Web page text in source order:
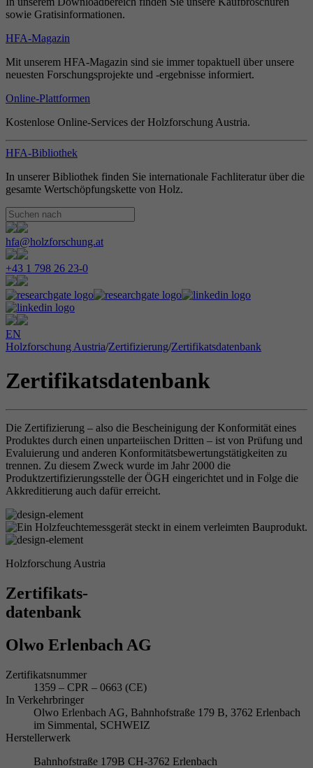
sowie Gratisinformationen.
HFA-Magazin
Mit unserem HFA-Magazin sind sie immer topaktuell über unsere
neuesten Forschungsprojekte und -ergebnisse informiert.
Online-Plattformen
Kostenlose Online-Services der Holzforschung Austria.
HFA-Bibliothek
In unserer Bibliothek finden Sie internationale Fachliteratur über die
gesamte Wertschöpfungskette von Holz.
hfa@holzforschung.at
+43 1 798 26 23-0
EN
Holzforschung Austria/Zertifizierung/Zertifikatsdatenbank
Zertifikatsdatenbank
Die Zertifizierung – also die Bescheinigung der Konformität eines
Produktes durch einen unparteiischen Dritten – ist von Prüfung und
Evaluierung und anderen Konformitätsbewertungstätigkeiten zu
trennen. Zu diesem Zweck wurde im Jahr 2000 die
Produktzertifizierungsstelle der ÖGH eingerichtet und in Folge die
Akkreditierung auch dafür erreicht.
Holzforschung Austria
Zertifikats-
datenbank
Olwo Erlenbach AG
Zertifikatsnummer
1359 – CPR – 0663 (CE)
In Verkehrbringer
Olwo Erlenbach AG, Bahnhofstraße 179 B, 3762 Erlenbach
im Simmental, SCHWEIZ
Herstellerwerk
Bahnhofstraße 179B CH-3762 Erlenbach